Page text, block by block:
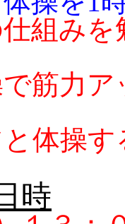
組み
筋力ア
体操
時